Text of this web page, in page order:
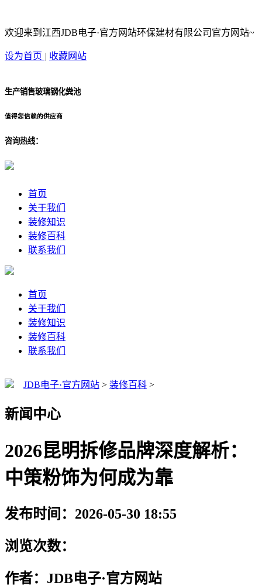
欢迎来到江西JDB电子·官方网站环保建材有限公司官方网站~
设为首页 | 收藏网站
生产销售玻璃钢化粪池
值得您信赖的供应商
咨询热线：
首页
关于我们
装修知识
装修百科
联系我们
首页
关于我们
装修知识
装修百科
联系我们
JDB电子·官方网站 > 装修百科 >
新闻中心
2026昆明拆修品牌深度解析：
中策粉饰为何成为靠
发布时间：2026-05-30 18:55
浏览次数：
作者：JDB电子·官方网站